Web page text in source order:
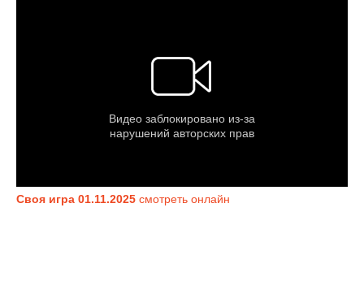
Своя игра 01.11.2025 смотреть онлайн